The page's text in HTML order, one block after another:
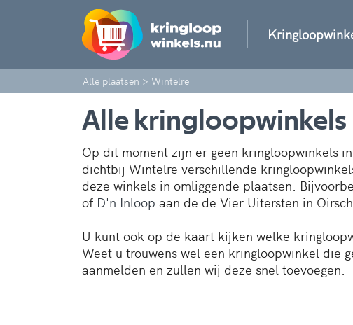
Alle plaatsen > Wintelre
Alle kringloopwinkels
Op dit moment zijn er geen kringloopwinkels
dichtbij Wintelre verschillende
deze winkels in omliggende plaatsen.
of D'n Inloop aan de de Vier Uitersten in
U kunt ook op de kaart kijken welke
Weet u trouwens wel een kringloopwinkel die
aanmelden en zullen wij deze snel toevoegen.